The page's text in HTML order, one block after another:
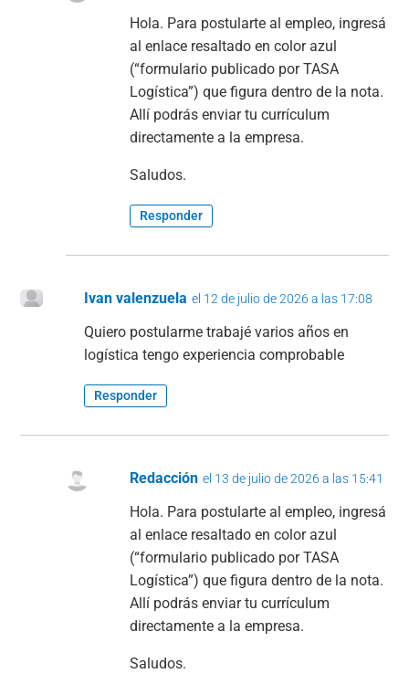
Hola. Para postularte al empleo, ingresá
al enlace resaltado en color azul
(“formulario publicado por TASA
Logística”) que figura dentro de la nota.
Allí podrás enviar tu currículum
directamente a la empresa.
Saludos.
Responder
Ivan valenzuela el 12 de julio de 2026 a las 17:08
Quiero postularme trabajé varios años en
logística tengo experiencia comprobable
Responder
Redacción el 13 de julio de 2026 a las 15:41
Hola. Para postularte al empleo, ingresá
al enlace resaltado en color azul
(“formulario publicado por TASA
Logística”) que figura dentro de la nota.
Allí podrás enviar tu currículum
directamente a la empresa.
Saludos.